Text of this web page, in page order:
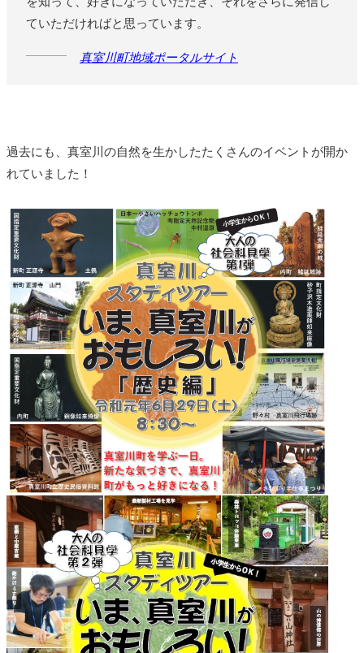
ていただければと思っています。
真室川町地域ポータルサイト
過去にも、真室川の自然を生かしたたくさんのイベントが開か
れていました！